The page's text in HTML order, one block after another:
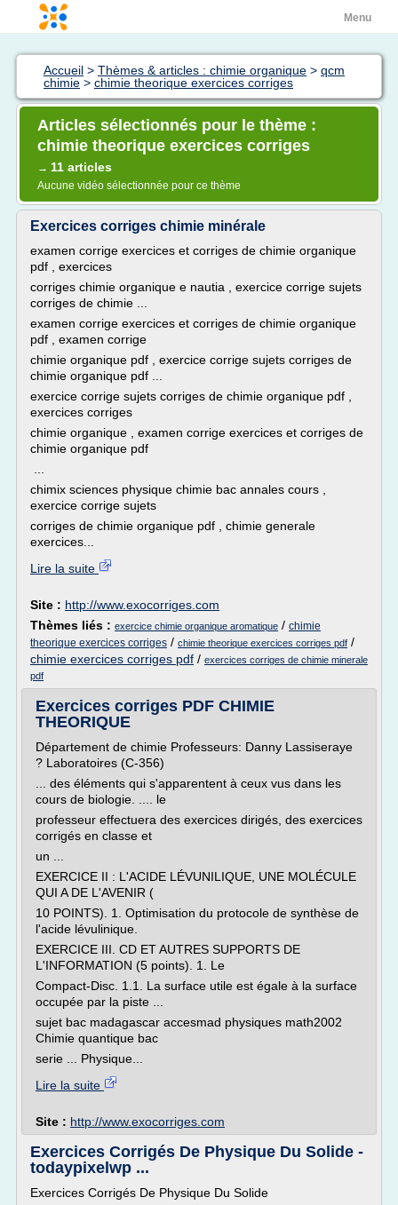
Menu
Accueil > Thèmes & articles : chimie organique > qcm
chimie > chimie theorique exercices corriges
Articles sélectionnés pour le thème :
chimie theorique exercices corriges
→ 11 articles
Aucune vidéo sélectionnée pour ce thème
Exercices corriges chimie minérale
examen corrige exercices et corriges de chimie organique
pdf , exercices
corriges chimie organique e nautia , exercice corrige sujets
corriges de chimie ...
examen corrige exercices et corriges de chimie organique
pdf , examen corrige
chimie organique pdf , exercice corrige sujets corriges de
chimie organique pdf ...
exercice corrige sujets corriges de chimie organique pdf ,
exercices corriges
chimie organique , examen corrige exercices et corriges de
chimie organique pdf
chimix sciences physique chimie bac annales cours ,
exercice corrige sujets
corriges de chimie organique pdf , chimie generale
exercices...
Lire la suite
Site : http://www.exocorriges.com
Thèmes liés : exercice chimie organique aromatique / chimie
theorique exercices corriges / chimie theorique exercices corriges pdf /
chimie exercices corriges pdf / exercices corriges de chimie minerale
pdf
Exercices corriges PDF CHIMIE
THEORIQUE
Département de chimie Professeurs: Danny Lassiseraye
? Laboratoires (C-356)
... des éléments qui s'apparentent à ceux vus dans les
cours de biologie. .... le
professeur effectuera des exercices dirigés, des exercices
corrigés en classe et
un ...
EXERCICE II : L'ACIDE LÉVUNILIQUE, UNE MOLÉCULE
QUI A DE L'AVENIR (
10 POINTS). 1. Optimisation du protocole de synthèse de
l'acide lévulinique.
EXERCICE III. CD ET AUTRES SUPPORTS DE
L'INFORMATION (5 points). 1. Le
Compact-Disc. 1.1. La surface utile est égale à la surface
occupée par la piste ...
sujet bac madagascar accesmad physiques math2002
Chimie quantique bac
serie ... Physique...
Lire la suite
Site : http://www.exocorriges.com
Exercices Corrigés De Physique Du Solide -
todaypixelwp ...
Exercices Corrigés De Physique Du Solide